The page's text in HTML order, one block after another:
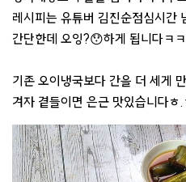
레시피는 유튜버 김진순점심시간
간단한데 오잉?😯하게 됩니다ㅋ
기존 오이냉국보다 간을 더 세게
겨자 곁들이면 은근 맛있습니다ㅎ.